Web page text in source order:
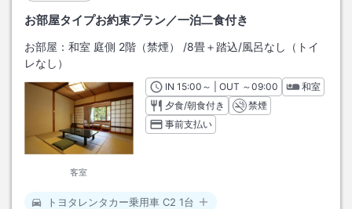
お部屋タイプお約束プラン／一泊二食付き
お部屋： 和室 庭側 2階（禁煙） /8畳＋踏込/風呂なし（トイ
レなし）
客室
INチェックイン
15:00 ～ | OUT チェックアウト
～09:00
和室
夕食/朝食付き
禁煙
事前支払い
トヨタレンタカー乗用車 C2 1台